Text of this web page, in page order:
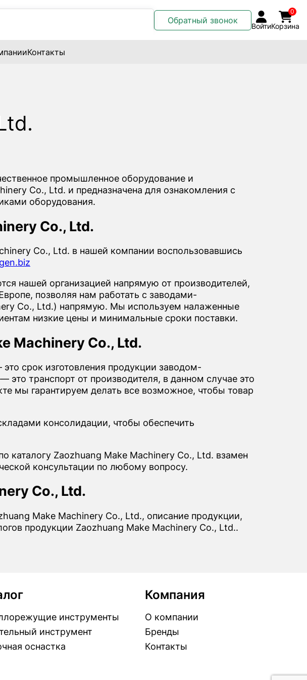
Обратный звонок
ВойтиКорзина
0
Контакты
промышленное оборудование и
Co., Ltd. и предназначена для ознакомления с
оборудования.
Co., Ltd.
Co., Ltd. в нашей компании воспользовавшись
нашей организацией напрямую от производителей,
позволяя нам работать с заводами-
Co., Ltd.) напрямую. Мы используем налаженные
низкие цены и минимальные сроки поставки.
Machinery Co., Ltd.
срок изготовления продукции заводом-
транспорт от производителя, в данном случае это
мы гарантируем делать все возможное, чтобы товар
консолидации, чтобы обеспечить
каталогу Zaozhuang Make Machinery Co., Ltd. взамен
консультации по любому вопросу.
Co., Ltd.
Make Machinery Co., Ltd., описание продукции,
продукции Zaozhuang Make Machinery Co., Ltd..
инструменты
инструмент
оснастка
Компания
О компании
Бренды
Контакты